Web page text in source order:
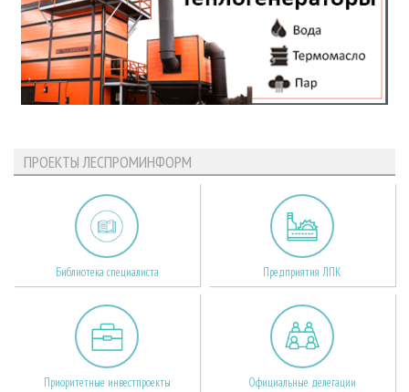
ПРОЕКТЫ ЛЕСПРОМИНФОРМ
Библиотека специалиста Предприятия ЛПК
Приоритетные инвестпроекты Официальные делегации